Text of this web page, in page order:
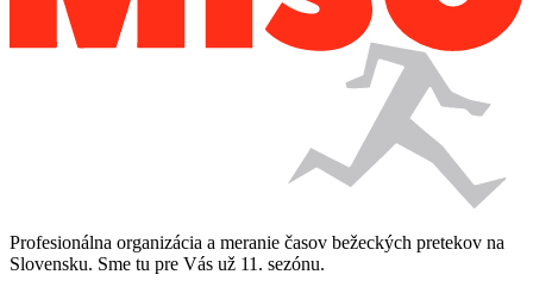
Profesionálna organizácia a meranie časov bežeckých pretekov na
Slovensku. Sme tu pre Vás už 11. sezónu.